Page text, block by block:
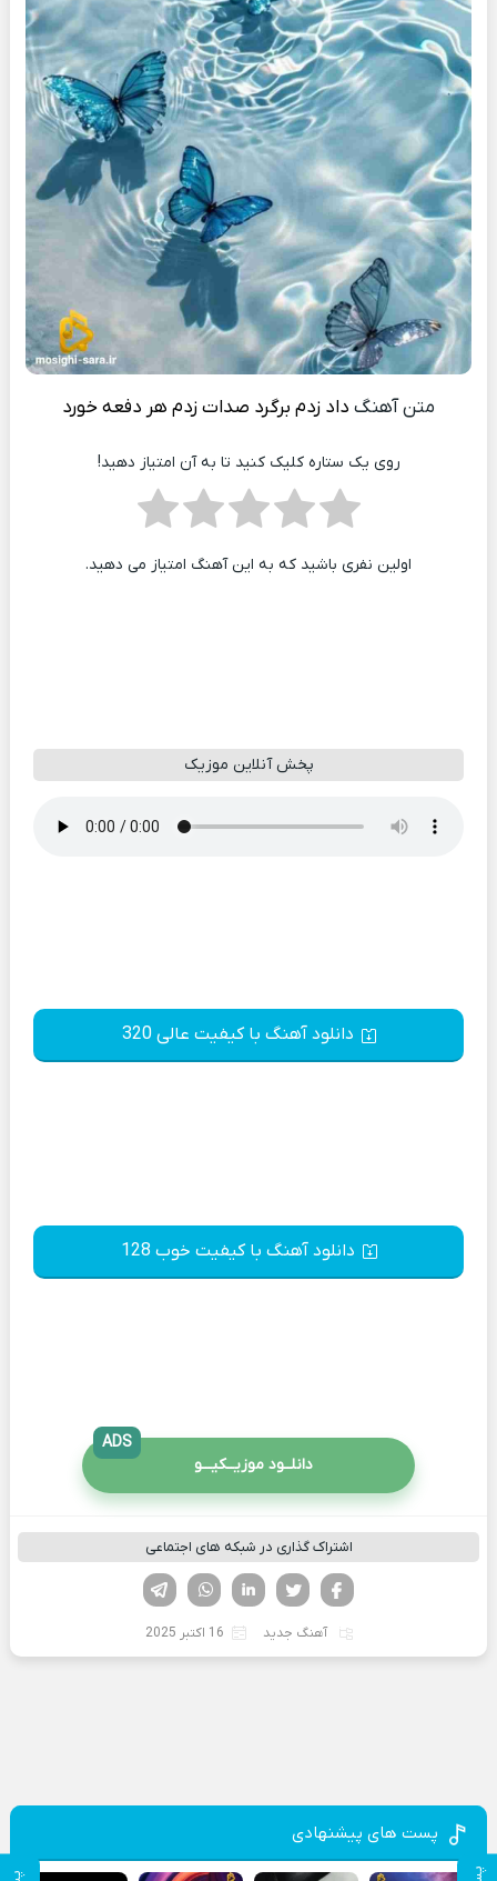
متن آهنگ داد زدم برگرد صدات زدم هر دفعه خورد
روی یک ستاره کلیک کنید تا به آن امتیاز دهید!
اولین نفری باشید که به این آهنگ امتیاز می دهید.
پخش آنلاین موزیک
دانلود آهنگ با کیفیت عالی 320
دانلود آهنگ با کیفیت خوب 128
دانلــود موزیــکیـــو
ADS
اشتراک گذاری در شبکه های اجتماعی
لینکدین تویتر
فیسوک
آهنگ جدید 16 اکتبر 2025
پست های پیشنهادی